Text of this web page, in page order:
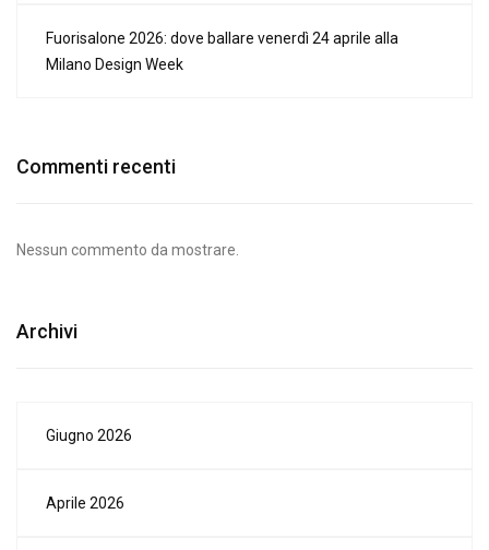
Fuorisalone 2026: dove ballare venerdì 24 aprile alla
Milano Design Week
Commenti recenti
Nessun commento da mostrare.
Archivi
Giugno 2026
Aprile 2026